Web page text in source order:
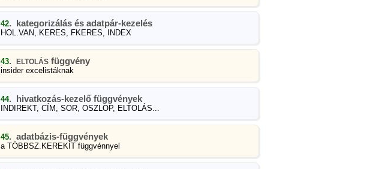
42. kategorizálás és adatpár-kezelés
HOL.VAN, KERES, FKERES, INDEX
43. ELTOLÁS függvény
insider excelistáknak
44. hivatkozás-kezelő függvények
INDIREKT, CÍM, SOR, OSZLOP, ELTOLÁS...
45. adatbázis-függvények
a TÖBBSZ.KEREKÍT függvénnyel